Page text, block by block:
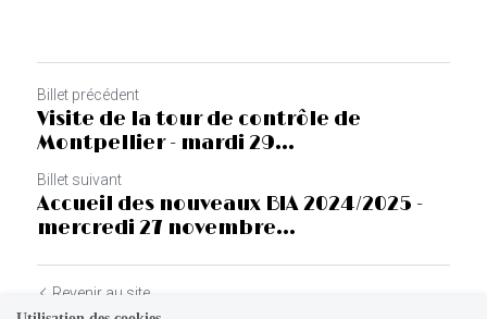
Billet précédent
Visite de la tour de contrôle de
Montpellier - mardi 29...
Billet suivant
Accueil des nouveaux BIA 2024/2025 -
mercredi 27 novembre...
Revenir au site